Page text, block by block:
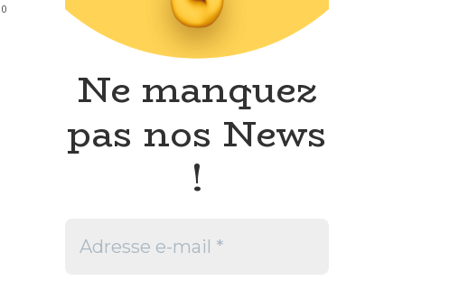
0
Ne manquez
pas nos News
!